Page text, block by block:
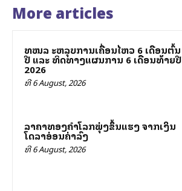
More articles
ສທໜລ ສະຫລຸບການເຄື່ອນໄຫວ 6 ເດືອນຕົ້ນ
ປີ ແລະ ທິດທາງແຜນການ 6 ເດືອນທ້າຍປີ
2026
ທີ 6 August, 2026
ລາຄາທອງຄຳໂລກພຸ່ງຂຶ້ນແຮງ ຈາກເງິນ
ໂດລາອ່ອນຄ່າລົງ
ທີ 6 August, 2026